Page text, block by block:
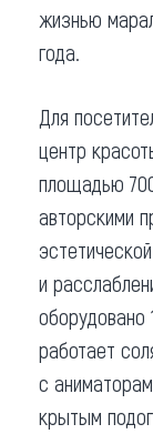
жизнью
года.
Для
центр
площадью
авторскими
и
оборудовано
работает
с
крытым